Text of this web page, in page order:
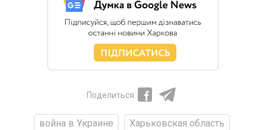
Поделиться
война в Украине
Харьковская область